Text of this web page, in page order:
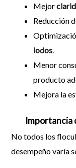
Mejor
Reducción
lodos
Menor
producto
Mejora la
Importancia
No todos los
desempeño varía